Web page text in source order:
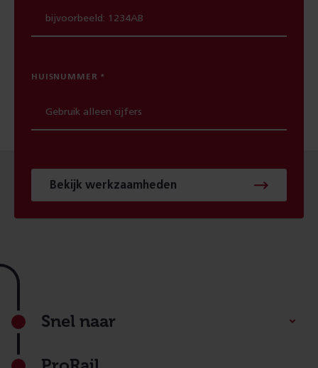
HUISNUMMER
Bekijk werkzaamheden
Footer
Snel naar